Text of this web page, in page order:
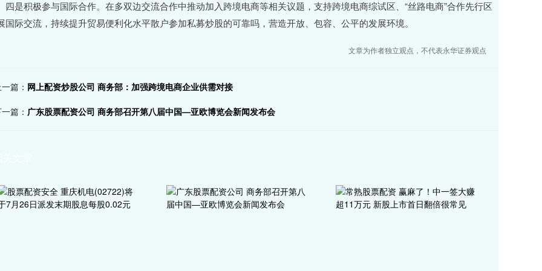
积极参与国际合作。在多双边交流合作中推动加入跨境电商等相关议题，支持跨境电商综试区、“丝路电商”合作先行区
国际交流，持续提升贸易便利化水平散户参加私募炒股的可靠吗，营造开放、包容、公平的发展环境。
文章为作者独立观点，不代表永华证券观点
篇： 网上配资炒股公司 商务部：加强跨境电商企业供需对接
篇： 广东股票配资公司 商务部召开第八届中国—亚欧博览会新闻发布会